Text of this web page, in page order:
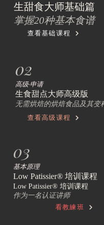
生甜食大师基础篇
掌握20种基本食谱
查看基础课程
02
高级·申请
生食甜点大师高级版
无需烘焙的烘焙食品及其变
查看高级课程
03
基本原理
Low Patissier® 培训课程
Low Patissier® 培训课程
作为一名认证讲师
看教練班